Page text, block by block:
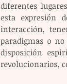
diferentes
esta expresión
interacción,
paradigmas o
disposición
revolucionarios,